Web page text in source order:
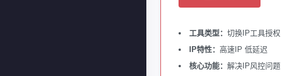
工具类型： 切换IP工具授权
IP特性： 高速IP 低延迟
核心功能： 解决IP风控问题